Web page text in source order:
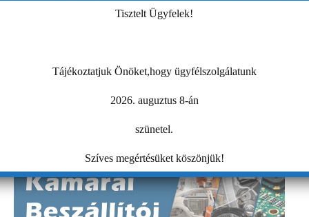
Tisztelt Ügyfelek!
Tájékoztatjuk Önöket,hogy ügyfélszolgálatunk
2026. auguztus 8-án
szünetel.
Szíves megértésüket köszönjük!